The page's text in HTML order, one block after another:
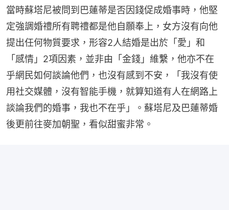
當時蘇塔尼被問到巴蓮蒂是否因錢促成婚事時，他堅
定強調婚禮所有聘禮都是他自願奉上，女方沒有向他
提出任何物質要求，形容2人結婚是出於「愛」和
「感情」2項因素，並非由「金錢」維繫，他亦不在
乎網民如何談論他們，也沒有感到不安，「我沒有使
用社交媒體，沒有智能手機，就算知道有人在網路上
談論我們的婚事，我也不在乎」。蘇塔尼及巴蓮蒂婚
後更前往麥加朝聖，看似甜蜜非常。